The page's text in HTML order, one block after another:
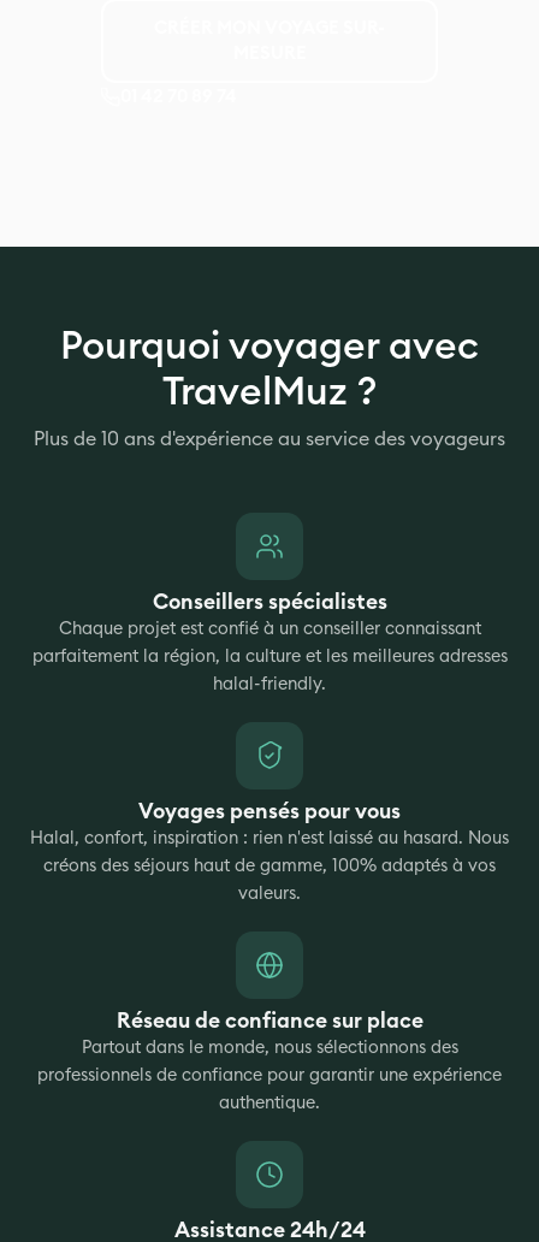
Pourquoi voyager avec
TravelMuz ?
Plus de 10 ans d'expérience au service des voyageurs
Conseillers spécialistes
Chaque projet est confié à un conseiller connaissant
parfaitement la région, la culture et les meilleures adresses
halal-friendly.
Voyages pensés pour vous
Halal, confort, inspiration : rien n'est laissé au hasard. Nous
créons des séjours haut de gamme, 100% adaptés à vos
valeurs.
Réseau de confiance sur place
Partout dans le monde, nous sélectionnons des
professionnels de confiance pour garantir une expérience
authentique.
Assistance 24h/24